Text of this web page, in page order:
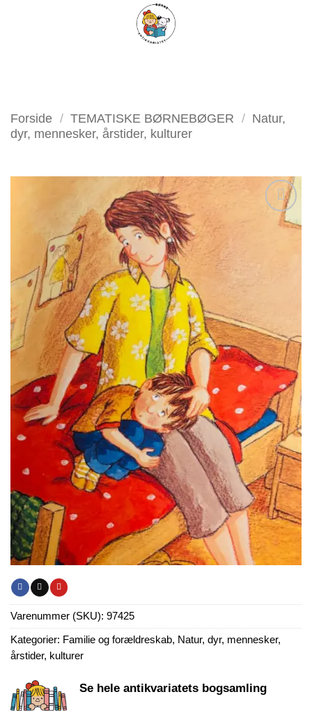
FILTER
Forside / TEMATISKE BØRNEBØGER / Natur,
dyr, mennesker, årstider, kulturer
Tilføj
Varenummer (SKU): 97425
Kategorier: Familie og forældreskab, Natur, dyr, mennesker,
årstider, kulturer
Se hele antikvariatets bogsamling